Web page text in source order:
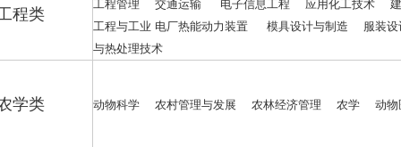
程类
工程管理 交通运输 电子信息工程 应用化工技术
工程与工业 电厂热能动力装置 模具设计与制造 服装
与热处理技术
学类 动物科学 农村管理与发展 农林经济管理 农学 动